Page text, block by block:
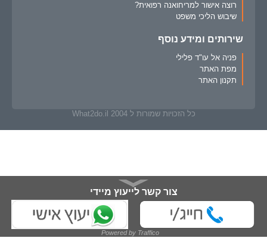
רוצה אישור למריחואנה רפואית?
שיבוש הליכי משפט
שירותים ומידע נוסף
פניה אל עו"ד פלילי
מפת האתר
תקנון האתר
כל הזכויות שמורות ל What2do.il 2004
צור קשר לייעוץ מיידי
מלא/י פרטיך ונחזור אליך בהקדם: Powered by Traffico